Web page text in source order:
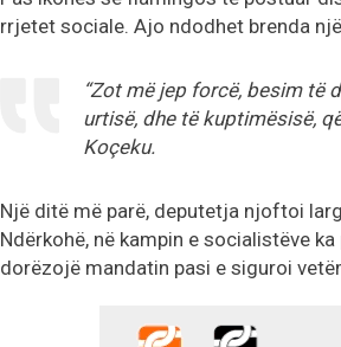
rrjetet sociale. Ajo ndodhet brenda
“Zot më jep forcë, besim të
urtisë, dhe të kuptimësisë,
Koçeku.
Një ditë më parë, deputetja njoftoi
Ndërkohë, në kampin e socialistëve
dorëzojë mandatin pasi e siguroi